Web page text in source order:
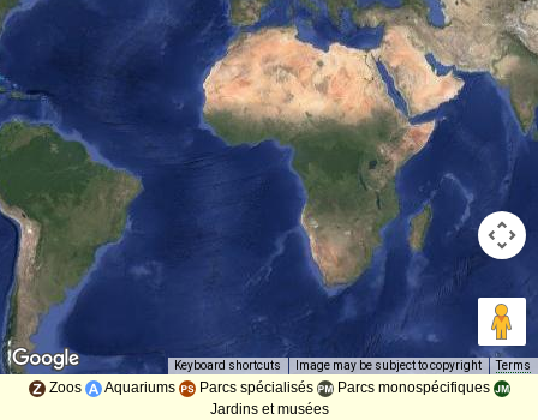
Keyboard shortcuts Image may be subject to copyright Terms
Zoos Aquariums Parcs spécialisés
Parcs monospécifiques
Jardins et musées